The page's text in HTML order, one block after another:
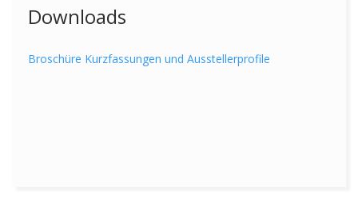
Downloads
Broschüre Kurzfassungen und Ausstellerprofile